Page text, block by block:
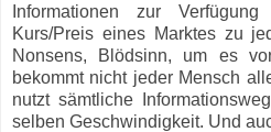
Informationen zur
Kurs/Preis eines Marktes zu
Nonsens, Blödsinn, um es
bekommt nicht jeder Mensch
nutzt sämtliche
selben Geschwindigkeit. Und